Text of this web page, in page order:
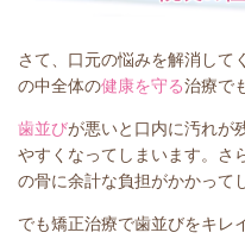
さて、口元の悩みを解消して
の中全体の健康を守る治療で
歯並びが悪いと口内に汚れが
やすくなってしまいます。さ
の骨に余計な負担がかかって
でも矯正治療で歯並びをキレ